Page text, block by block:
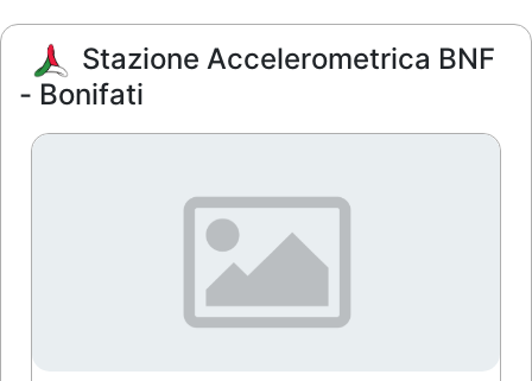
Stazione Accelerometrica BNF
- Bonifati